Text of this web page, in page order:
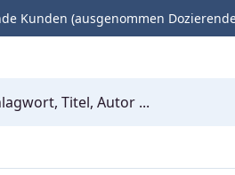
Kunden (ausgenommen